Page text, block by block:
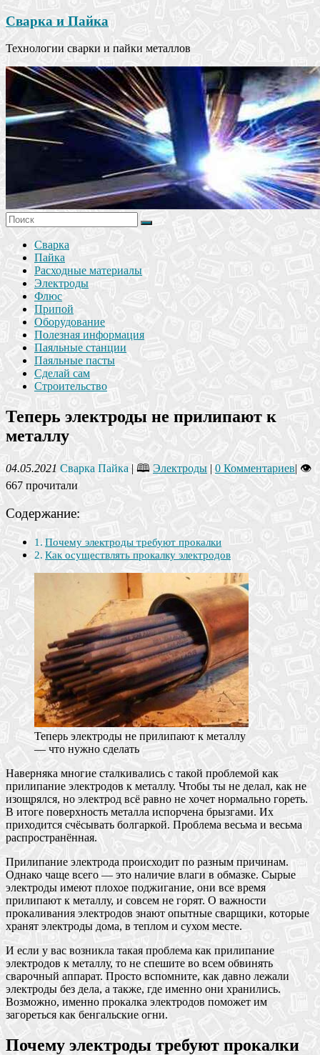
Сварка и Пайка
Технологии сварки и пайки металлов
Сварка
Пайка
Расходные материалы
Электроды
Флюс
Припой
Оборудование
Полезная информация
Паяльные станции
Паяльные пасты
Сделай сам
Строительство
Теперь электроды не прилипают к
металлу
04.05.2021 Сварка Пайка | 🕮 Электроды | 0 Комментариев| 👁
667 прочитали
Содержание:
Почему электроды требуют прокалки
Как осуществлять прокалку электродов
Теперь электроды не прилипают к металлу
— что нужно сделать
Наверняка многие сталкивались с такой проблемой как
прилипание электродов к металлу. Чтобы ты не делал, как не
изощрялся, но электрод всё равно не хочет нормально гореть.
В итоге поверхность металла испорчена брызгами. Их
приходится счёсывать болгаркой. Проблема весьма и весьма
распространённая.
Прилипание электрода происходит по разным причинам.
Однако чаще всего — это наличие влаги в обмазке. Сырые
электроды имеют плохое поджигание, они все время
прилипают к металлу, и совсем не горят. О важности
прокаливания электродов знают опытные сварщики, которые
хранят электроды дома, в теплом и сухом месте.
И если у вас возникла такая проблема как прилипание
электродов к металлу, то не спешите во всем обвинять
сварочный аппарат. Просто вспомните, как давно лежали
электроды без дела, а также, где именно они хранились.
Возможно, именно прокалка электродов поможет им
загореться как бенгальские огни.
Почему электроды требуют прокалки